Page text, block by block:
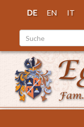
DE EN IT
Suche